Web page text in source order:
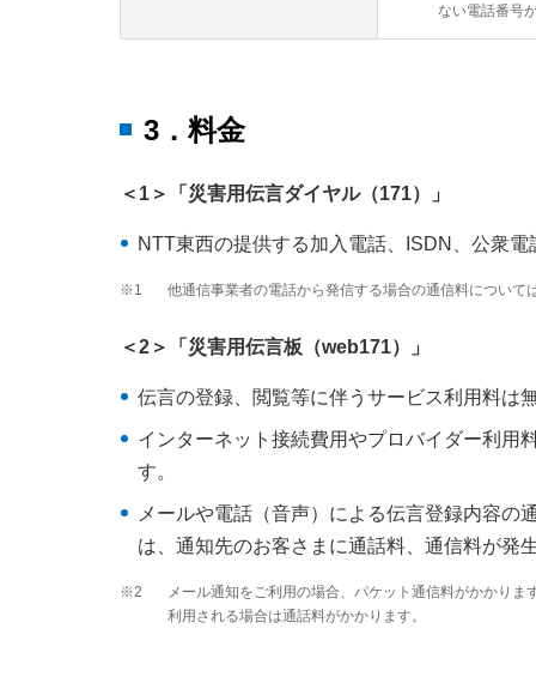
ない電話番号
3．料金
＜1＞「災害用伝言ダイヤル（171）」
NTT東西の提供する加入電話、ISDN、公衆
※1 他通信事業者の電話から発信する場合の通信料について
＜2＞「災害用伝言板（web171）」
伝言の登録、閲覧等に伴うサービス利用料は
インターネット接続費用やプロバイダー利用
す。
メールや電話（音声）による伝言登録内容の
は、通知先のお客さまに通話料、通信料が発
※2
メール通知をご利用の場合、パケット通信料がかかり
利用される場合は通話料がかかります。